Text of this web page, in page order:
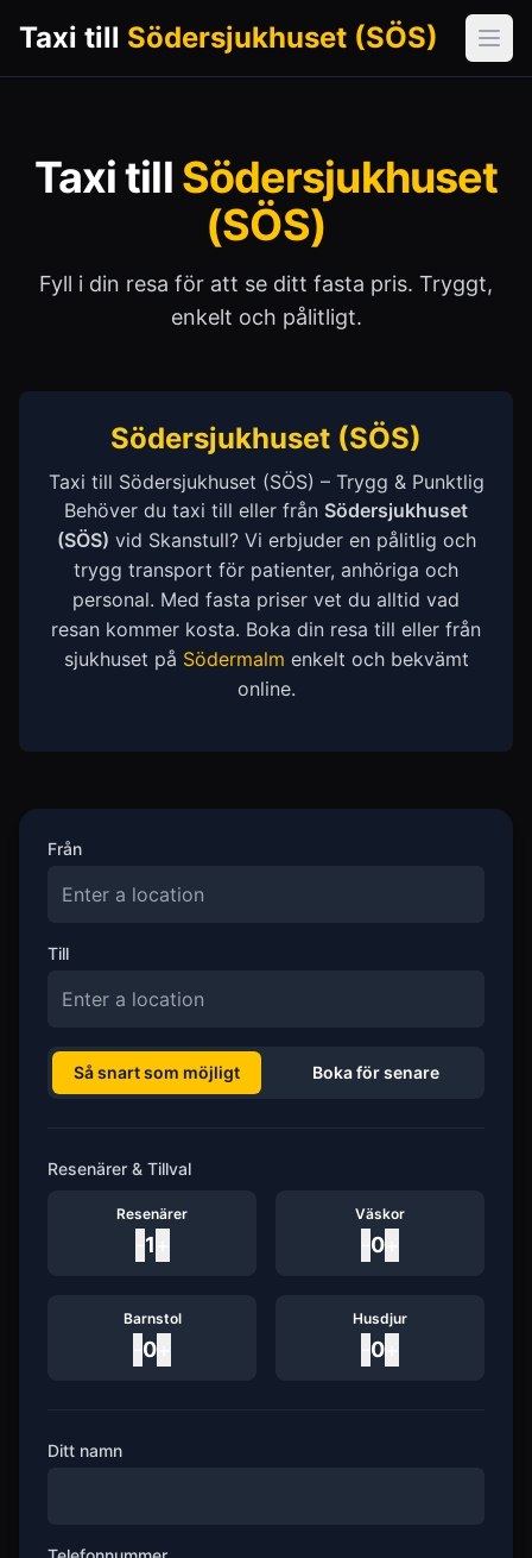
Taxi till Södersjukhuset (SÖS)
Taxi till Södersjukhuset
(SÖS)
Fyll i din resa för att se ditt fasta pris. Tryggt,
enkelt och pålitligt.
Södersjukhuset (SÖS)
Taxi till Södersjukhuset (SÖS) – Trygg & Punktlig
Behöver du taxi till eller från Södersjukhuset
(SÖS) vid Skanstull? Vi erbjuder en pålitlig och
trygg transport för patienter, anhöriga och
personal. Med fasta priser vet du alltid vad
resan kommer kosta. Boka din resa till eller från
sjukhuset på Södermalm enkelt och bekvämt
online.
Från
Till
Så snart som möjligt Boka för senare
Resenärer & Tillval
Resenärer
1
Väskor
0
Barnstol
0
Husdjur
0
Ditt namn